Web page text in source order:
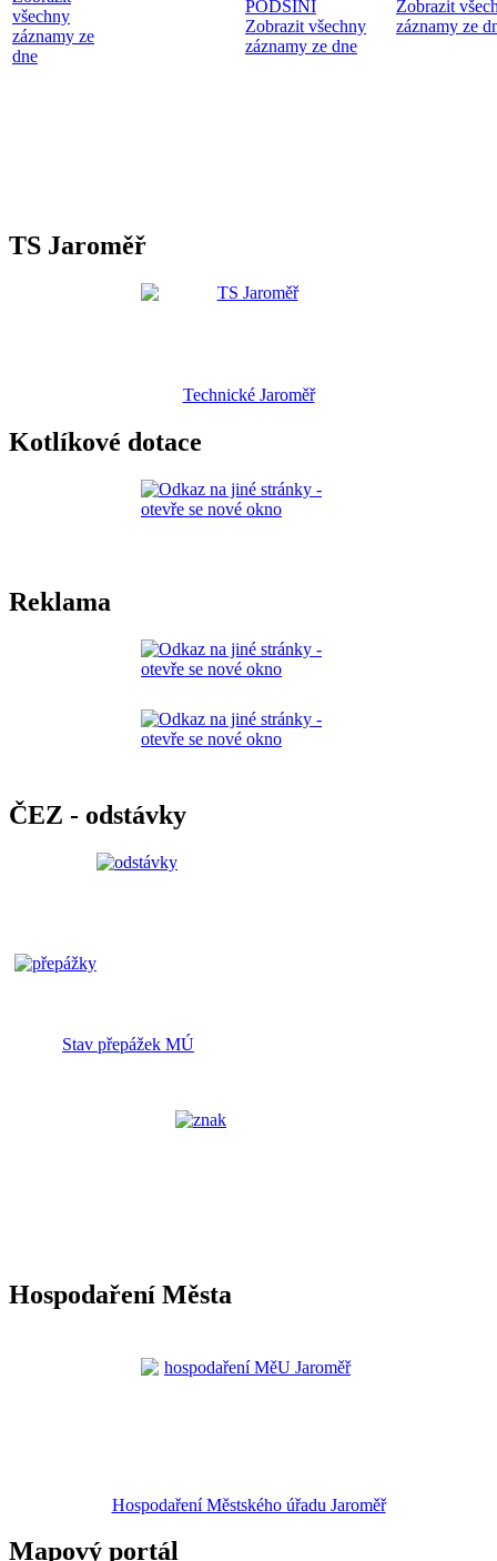
všechny
záznamy ze
dne
PODSÍNI
Zobrazit všechny
záznamy ze dne
Zobrazit
záznamy ze
TS Jaroměř
Technické Jaroměř
Kotlíkové dotace
Reklama
ČEZ - odstávky
Stav přepážek MÚ
Hospodaření Města
Hospodaření Městského úřadu Jaroměř
Mapový portál